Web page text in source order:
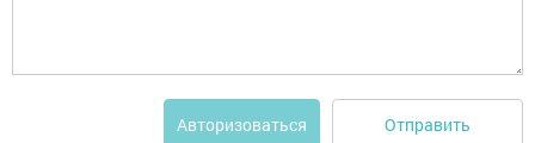
Авторизоваться Отправить